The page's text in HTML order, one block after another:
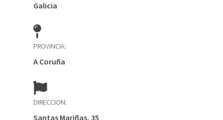
Galicia
PROVINCIA:
A Coruña
DIRECCION:
Santas Mariñas, 35